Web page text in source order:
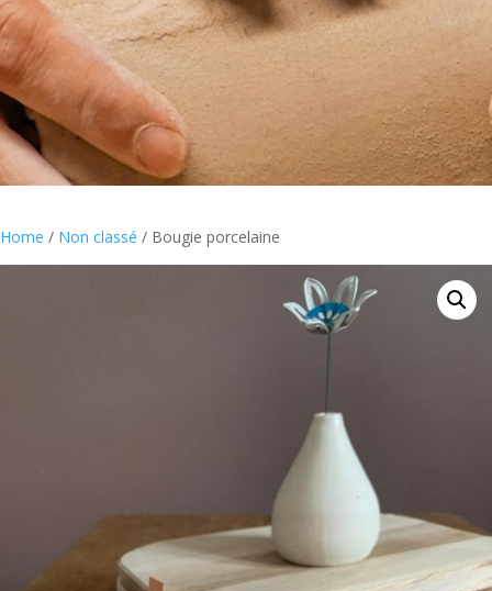
Home / Non classé / Bougie porcelaine